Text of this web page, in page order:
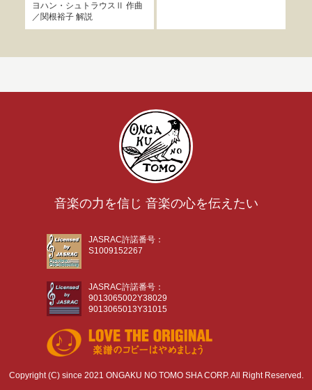
ヨハン・シュトラウスⅡ 作曲
／ 関根裕子解説
音楽の力を信じ 音楽の心を伝えたい
JASRAC許諾番号：
S1009152267
JASRAC許諾番号：
9013065002Y38029
9013065013Y31015
Copyright (C) since 2021 ONGAKU NO TOMO SHA CORP. All Right Reserved.